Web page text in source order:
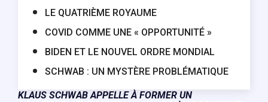
LE QUATRIÈME ROYAUME
COVID COMME UNE « OPPORTUNITÉ »
BIDEN ET LE NOUVEL ORDRE MONDIAL
SCHWAB : UN MYSTÈRE PROBLÉMATIQUE
KLAUS SCHWAB APPELLE À FORMER UN